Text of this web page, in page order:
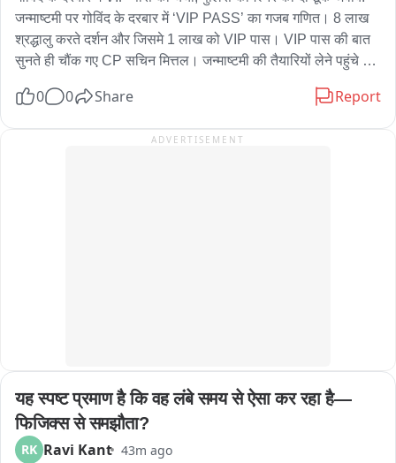
जन्माष्टमी पर गोविंद के दरबार में ‘VIP PASS’ का गजब गणित। 8 लाख
श्रद्धालु करते दर्शन और जिसमे 1 लाख को VIP पास। VIP पास की बात
सुनते ही चौंक गए CP सचिन मित्तल। जन्माष्टमी की तैयारियों लेने पहुंचे थे
को कराया गया अवगत। मंदिर के मुख्य गेट पर VIP और आम श्रद्धालुओं की
को मिलता है VIP PASS, एक लाख VIP सुनकर CP ने तुरंत पूछा-बाकी
0 0 Share Report
ADVERTISEMENT
यह स्पष्ट प्रमाण है कि वह लंबे समय से ऐसा कर रहा है—
फिजिक्स से समझौता?
RK Ravi Kant 43m ago